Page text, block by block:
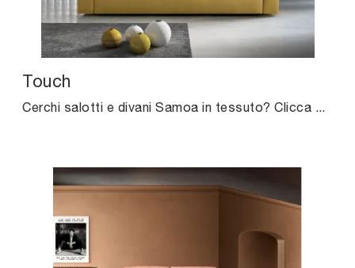
Touch
Cerchi salotti e divani Samoa in tessuto? Clicca e scopri di più sul modello Touch per spazi moderni.